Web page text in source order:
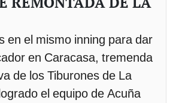
en el mismo inning para dar
en Caracasa, tremenda
de los Tiburones de La
el equipo de Acuña